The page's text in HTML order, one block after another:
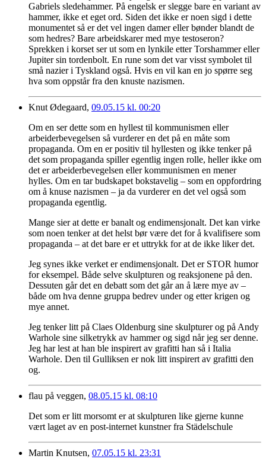
Gabriels sledehammer. På engelsk er slegge bare en variant av
hammer, ikke et eget ord. Siden det ikke er noen sigd i dette
monumentet så er det vel ingen damer eller bønder blandt de
som hedres? Bare arbeidskarer med mye testoseron?
Sprekken i korset ser ut som en lynkile etter Torshammer eller
Jupiter sin tordenbolt. En rune som det var visst symbolet til
små nazier i Tyskland også. Hvis en vil kan en jo spørre seg
hva som oppstår fra den knuste nazismen.
Knut Ødegaard, 09.05.15 kl. 00:20
Om en ser dette som en hyllest til kommunismen eller
arbeiderbevegelsen så vurderer en det på en måte som
propaganda. Om en er positiv til hyllesten og ikke tenker på
det som propaganda spiller egentlig ingen rolle, heller ikke om
det er arbeiderbevegelsen eller kommunismen en mener
hylles. Om en tar budskapet bokstavelig – som en oppfordring
om å knuse nazismen – ja da vurderer en det vel også som
propaganda egentlig.
Mange sier at dette er banalt og endimensjonalt. Det kan virke
som noen tenker at det helst bør være det for å kvalifisere som
propaganda – at det bare er et uttrykk for at de ikke liker det.
Jeg synes ikke verket er endimensjonalt. Det er STOR humor
for eksempel. Både selve skulpturen og reaksjonene på den.
Dessuten går det en debatt som det går an å lære mye av –
både om hva denne gruppa bedrev under og etter krigen og
mye annet.
Jeg tenker litt på Claes Oldenburg sine skulpturer og på Andy
Warhole sine silketrykk av hammer og sigd når jeg ser denne.
Jeg har lest at han ble inspirert av grafitti han så i Italia
Warhole. Den til Gulliksen er nok litt inspirert av grafitti den
og.
flau på veggen, 08.05.15 kl. 08:10
Det som er litt morsomt er at skulpturen like gjerne kunne
vært laget av en post-internet kunstner fra Städelschule
Martin Knutsen, 07.05.15 kl. 23:31